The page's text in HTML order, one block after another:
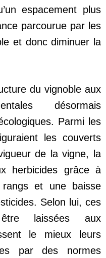
espacement plus
parcourue par les
et donc diminuer la
du vignoble aux
désormais
Parmi les
les couverts
de la vigne, la
herbicides grâce à
rangs et une baisse
Selon lui, ces
laissées aux
le mieux leurs
par des normes